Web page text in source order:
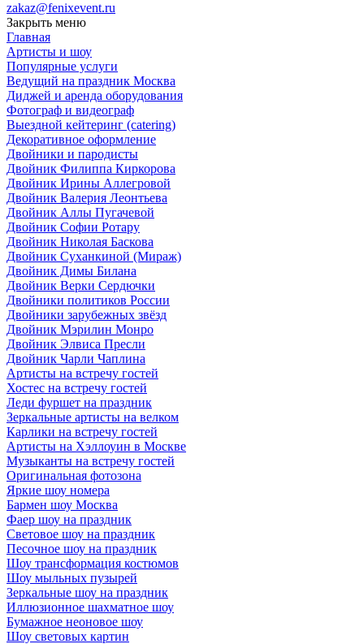
zakaz@fenixevent.ru
Закрыть меню
Главная
Артисты и шоу
Популярные услуги
Ведущий на праздник Москва
Диджей и аренда оборудования
Фотограф и видеограф
Выездной кейтеринг (catering)
Декоративное оформление
Двойники и пародисты
Двойник Филиппа Киркорова
Двойник Ирины Аллегровой
Двойник Валерия Леонтьева
Двойник Аллы Пугачевой
Двойник Софии Ротару
Двойник Николая Баскова
Двойник Суханкиной (Мираж)
Двойник Димы Билана
Двойник Верки Сердючки
Двойники политиков России
Двойники зарубежных звёзд
Двойник Мэрилин Монро
Двойник Элвиса Пресли
Двойник Чарли Чаплина
Артисты на встречу гостей
Хостес на встречу гостей
Леди фуршет на праздник
Зеркальные артисты на велком
Карлики на встречу гостей
Артисты на Хэллоуин в Москве
Музыканты на встречу гостей
Оригинальная фотозона
Яркие шоу номера
Бармен шоу Москва
Фаер шоу на праздник
Световое шоу на праздник
Песочное шоу на праздник
Шоу трансформация костюмов
Шоу мыльных пузырей
Зеркальные шоу на праздник
Иллюзионное шахматное шоу
Бумажное неоновое шоу
Шоу световых картин